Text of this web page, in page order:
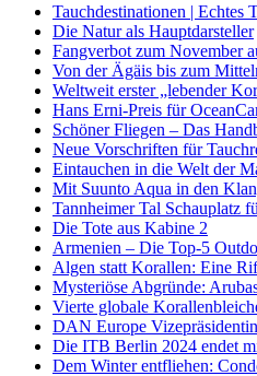
Tauchdestinationen | Echtes
Die Natur als Hauptdarsteller
Fangverbot zum November
Von der Ägäis bis zum
Weltweit erster „lebender
Hans Erni-Preis für
Schöner Fliegen – Das
Neue Vorschriften für
Eintauchen in die Welt der
Mit Suunto Aqua in den
Tannheimer Tal Schauplatz
Die Tote aus Kabine 2
Armenien – Die Top-5
Algen statt Korallen: Eine
Mysteriöse Abgründe:
Vierte globale
DAN Europe
Die ITB Berlin 2024 endet
Dem Winter entfliehen: